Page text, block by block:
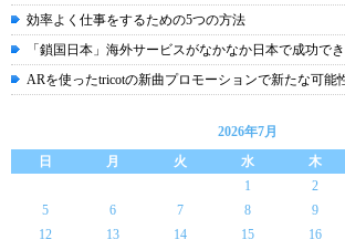
効率よく仕事をするための5つの方法
「鎖国日本」海外サービスがなかなか日本で成功で
ARを使ったtricotの新曲プロモーションで新たな可能
2026年7月
日
月 火 水 木
1
2
5
6 7 8 9
12
13 14 15 16